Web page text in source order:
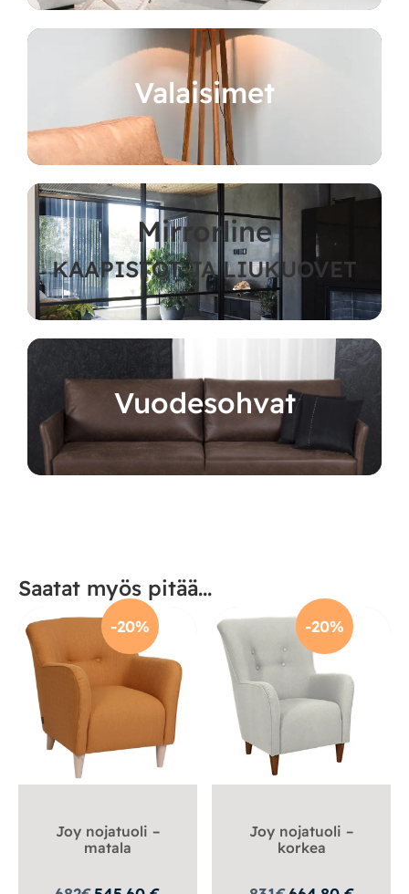
Valaisimet
Mirrorline
KAAPISTOT JA LIUKUOVET
Vuodesohvat
Saatat myös pitää...
-20%
Joy nojatuoli –
matala
-20%
Joy nojatuoli –
korkea